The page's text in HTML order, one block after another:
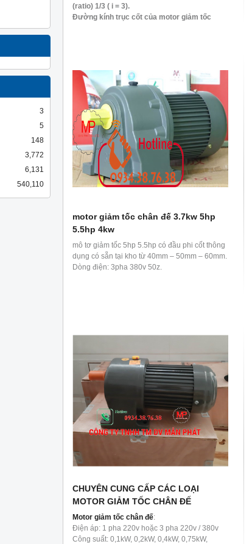
3
5
148
3,772
6,131
540,110
(ratio) 1/3 ( i = 3).
Đường kính trục cốt của motor giảm tốc
motor giảm tốc chân đế 3.7kw 5hp
5.5hp 4kw
mô tơ giảm tốc 5hp 5.5hp có đầu phi cốt thông
dụng có sẵn tại kho từ 40mm – 50mm – 60mm.
Dòng điện: 3pha 380v 50z.
CHUYÊN CUNG CẤP CÁC LOẠI
MOTOR GIẢM TỐC CHÂN ĐẾ
Motor giảm tốc chân đế:
Điện áp: 1 pha 220v hoặc 3 pha 220v / 380v
Công suất: 0,1kW, 0,2kW, 0,4kW, 0,75kW,